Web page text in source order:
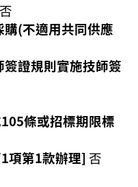
否
(不適用共同供應
證規則實施技師簽
條或招標期限標
項第1款辦理] 否